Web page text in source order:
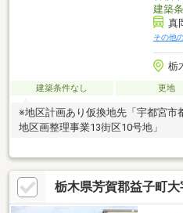
建築
真
その他
栃
建築条件なし 更地
※地区計画あり仮換地先「宇都宮市
地区画整理事業13街区10号地」
栃木県芳賀郡益子町大